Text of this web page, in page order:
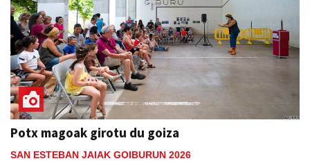
Potx magoak girotu du goiza
SAN ESTEBAN JAIAK GOIBURUN 2026